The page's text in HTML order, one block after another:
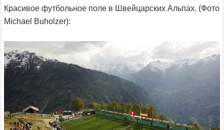
Красивое футбольное поле в Швейцарских Альпах. (Фото
Michael Buholzer):